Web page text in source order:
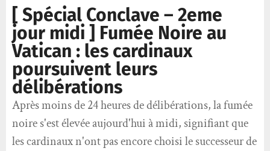
[ Spécial Conclave – 2eme
jour midi ] Fumée Noire au
Vatican : les cardinaux
poursuivent leurs
délibérations
Après moins de 24 heures de délibérations, la fumée
noire s'est élevée aujourd'hui à midi, signifiant que
les cardinaux n'ont pas encore choisi le successeur de